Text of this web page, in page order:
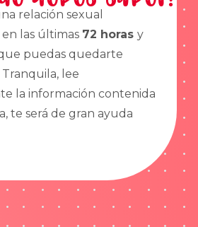
relación sexual
las últimas 72 horas y
puedas quedarte
lee
la información contenida
te será de gran ayuda